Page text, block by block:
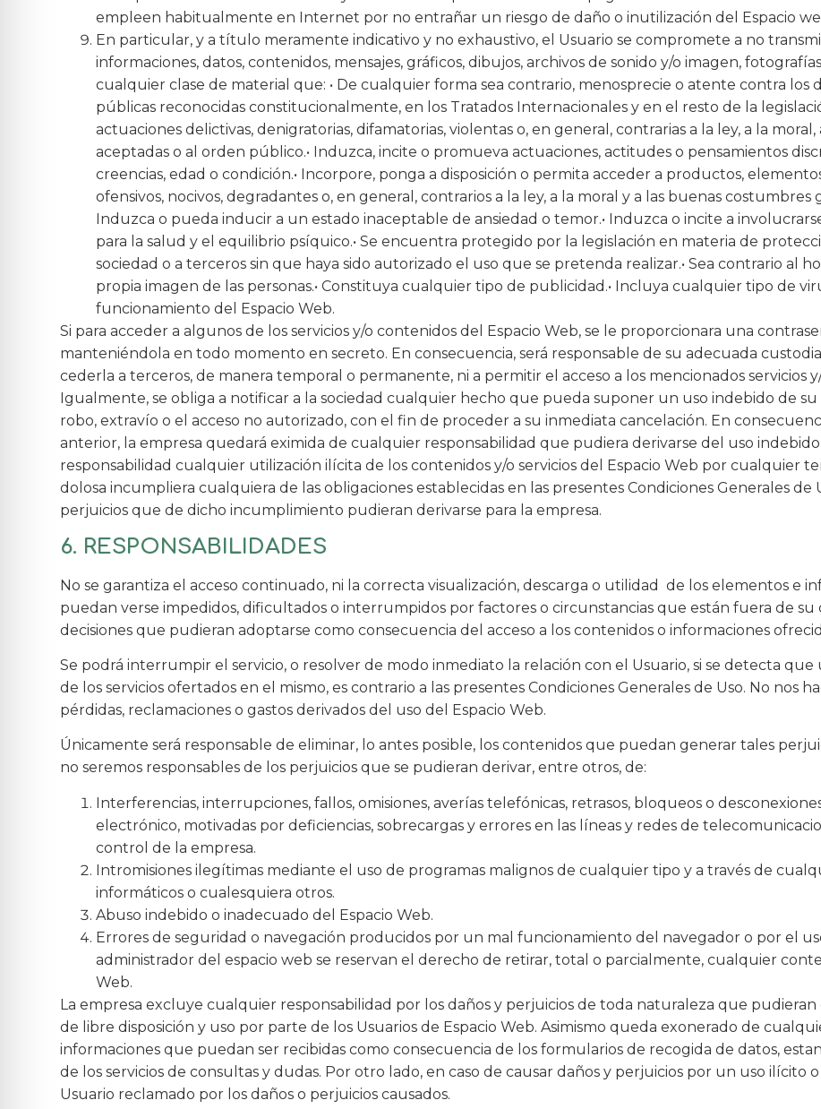
empleen habitualmente en Internet por no entrañar un riesgo de daño o inutilización del Espacio
En particular, y a título meramente indicativo y no exhaustivo, el Usuario se compromete a no
informaciones, datos, contenidos, mensajes, gráficos, dibujos, archivos de sonido y/o imagen,
cualquier clase de material que: • De cualquier forma sea contrario, menosprecie o atente contra
públicas reconocidas constitucionalmente, en los Tratados Internacionales y en el resto de la
actuaciones delictivas, denigratorias, difamatorias, violentas o, en general, contrarias a la ley, a la
aceptadas o al orden público.• Induzca, incite o promueva actuaciones, actitudes o pensamientos
creencias, edad o condición.• Incorpore, ponga a disposición o permita acceder a productos,
ofensivos, nocivos, degradantes o, en general, contrarios a la ley, a la moral y a las buenas
Induzca o pueda inducir a un estado inaceptable de ansiedad o temor.• Induzca o incite a
para la salud y el equilibrio psíquico.• Se encuentra protegido por la legislación en materia de
sociedad o a terceros sin que haya sido autorizado el uso que se pretenda realizar.• Sea contrario al
propia imagen de las personas.• Constituya cualquier tipo de publicidad.• Incluya cualquier tipo de
funcionamiento del Espacio Web.
Si para acceder a algunos de los servicios y/o contenidos del Espacio Web, se le proporcionara una
manteniéndola en todo momento en secreto. En consecuencia, será responsable de su adecuada
cederla a terceros, de manera temporal o permanente, ni a permitir el acceso a los mencionados servicios
Igualmente, se obliga a notificar a la sociedad cualquier hecho que pueda suponer un uso indebido de
robo, extravío o el acceso no autorizado, con el fin de proceder a su inmediata cancelación. En
anterior, la empresa quedará eximida de cualquier responsabilidad que pudiera derivarse del uso
responsabilidad cualquier utilización ilícita de los contenidos y/o servicios del Espacio Web por cualquier
dolosa incumpliera cualquiera de las obligaciones establecidas en las presentes Condiciones Generales de
perjuicios que de dicho incumplimiento pudieran derivarse para la empresa.
6. RESPONSABILIDADES
No se garantiza el acceso continuado, ni la correcta visualización, descarga o utilidad de los elementos e
puedan verse impedidos, dificultados o interrumpidos por factores o circunstancias que están fuera de su
decisiones que pudieran adoptarse como consecuencia del acceso a los contenidos o informaciones
Se podrá interrumpir el servicio, o resolver de modo inmediato la relación con el Usuario, si se detecta
de los servicios ofertados en el mismo, es contrario a las presentes Condiciones Generales de Uso. No nos
pérdidas, reclamaciones o gastos derivados del uso del Espacio Web.
Únicamente será responsable de eliminar, lo antes posible, los contenidos que puedan generar tales
no seremos responsables de los perjuicios que se pudieran derivar, entre otros, de:
Interferencias, interrupciones, fallos, omisiones, averías telefónicas, retrasos, bloqueos o
electrónico, motivadas por deficiencias, sobrecargas y errores en las líneas y redes de
control de la empresa.
Intromisiones ilegítimas mediante el uso de programas malignos de cualquier tipo y a través de
informáticos o cualesquiera otros.
Abuso indebido o inadecuado del Espacio Web.
Errores de seguridad o navegación producidos por un mal funcionamiento del navegador o por el
administrador del espacio web se reservan el derecho de retirar, total o parcialmente, cualquier
Web.
La empresa excluye cualquier responsabilidad por los daños y perjuicios de toda naturaleza que pudieran
de libre disposición y uso por parte de los Usuarios de Espacio Web. Asimismo queda exonerado de
informaciones que puedan ser recibidas como consecuencia de los formularios de recogida de datos,
de los servicios de consultas y dudas. Por otro lado, en caso de causar daños y perjuicios por un uso ilícito
Usuario reclamado por los daños o perjuicios causados.